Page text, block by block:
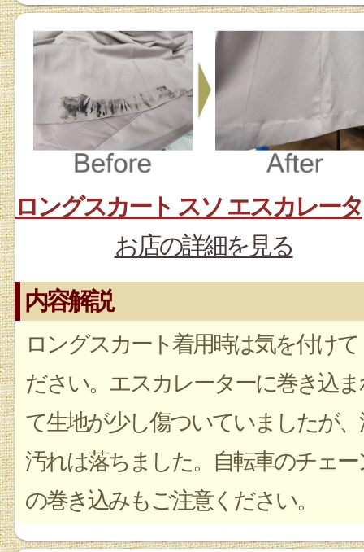
お店の詳細を見る
内容解説
ロングスカート着用時は気を付けて
ださい。エスカレーターに巻き込
て生地が少し傷ついていましたが、
汚れは落ちました。自転車のチェー
の巻き込みもご注意ください。